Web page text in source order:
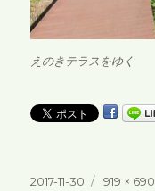
えのきテラスをゆく
投
2017-11-30
フ
919 × 690